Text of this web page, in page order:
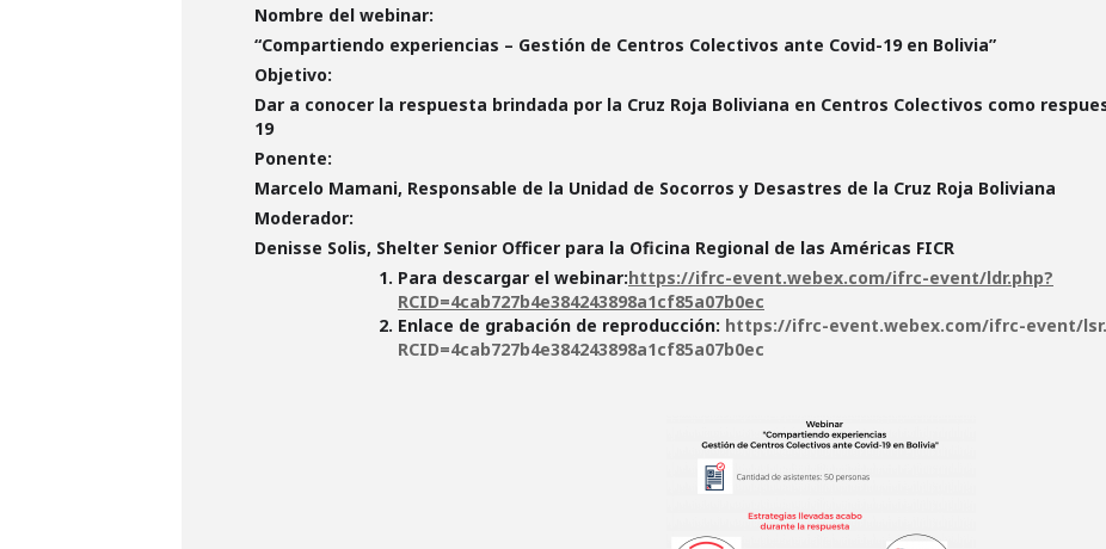
Nombre del webinar:
“Compartiendo experiencias – Gestión de Centros Colectivos ante Covid-19 en Bolivia”
Objetivo:
Dar a conocer la respuesta brindada por la Cruz Roja Boliviana en Centros Colectivos como
19
Ponente:
Marcelo Mamani, Responsable de la Unidad de Socorros y Desastres de la Cruz Roja Boliviana
Moderador:
Denisse Solis, Shelter Senior Officer para la Oficina Regional de las Américas FICR
Para descargar el webinar:https://ifrc-event.webex.com/ifrc-event/ldr.php?
RCID=4cab727b4e384243898a1cf85a07b0ec
Enlace de grabación de reproducción: https://ifrc-event.webex.com/ifrc-event/
RCID=4cab727b4e384243898a1cf85a07b0ec